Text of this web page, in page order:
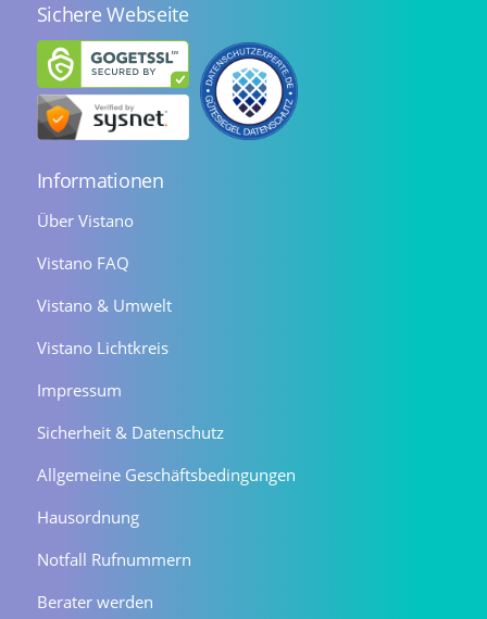
Sichere Webseite
Informationen
Über Vistano
Vistano FAQ
Vistano & Umwelt
Vistano Lichtkreis
Impressum
Sicherheit & Datenschutz
Allgemeine Geschäftsbedingungen
Hausordnung
Notfall Rufnummern
Berater werden